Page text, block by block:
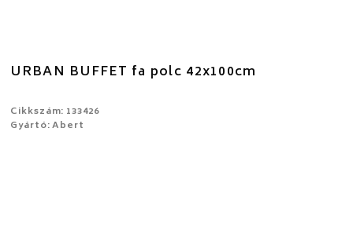
URBAN BUFFET fa polc 42x100cm
Cikkszám: 133426
Gyártó: Abert